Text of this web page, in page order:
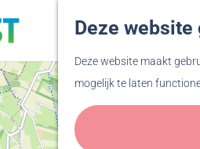
Deze
Deze website maakt
mogelijk te laten